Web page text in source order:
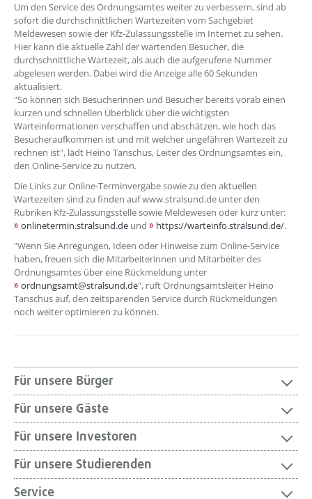
Um den Service des Ordnungsamtes weiter zu verbessern, sind ab
sofort die durchschnittlichen Wartezeiten vom Sachgebiet
Meldewesen sowie der Kfz-Zulassungsstelle im Internet zu sehen.
Hier kann die aktuelle Zahl der wartenden Besucher, die
durchschnittliche Wartezeit, als auch die aufgerufene Nummer
abgelesen werden. Dabei wird die Anzeige alle 60 Sekunden
aktualisiert.
"So können sich Besucherinnen und Besucher bereits vorab einen
kurzen und schnellen Überblick über die wichtigsten
Warteinformationen verschaffen und abschätzen, wie hoch das
Besucheraufkommen ist und mit welcher ungefähren Wartezeit zu
rechnen ist", lädt Heino Tanschus, Leiter des Ordnungsamtes ein,
den Online-Service zu nutzen.
Die Links zur Online-Terminvergabe sowie zu den aktuellen
Wartezeiten sind zu finden auf www.stralsund.de unter den
Rubriken Kfz-Zulassungsstelle sowie Meldewesen oder kurz unter:
onlinetermin.stralsund.de und https://warteinfo.stralsund.de/.
"Wenn Sie Anregungen, Ideen oder Hinweise zum Online-Service
haben, freuen sich die Mitarbeiterinnen und Mitarbeiter des
Ordnungsamtes über eine Rückmeldung unter
ordnungsamt@stralsund.de", ruft Ordnungsamtsleiter Heino
Tanschus auf, den zeitsparenden Service durch Rückmeldungen
noch weiter optimieren zu können.
Für unsere Bürger
Für unsere Gäste
Für unsere Investoren
Für unsere Studierenden
Service